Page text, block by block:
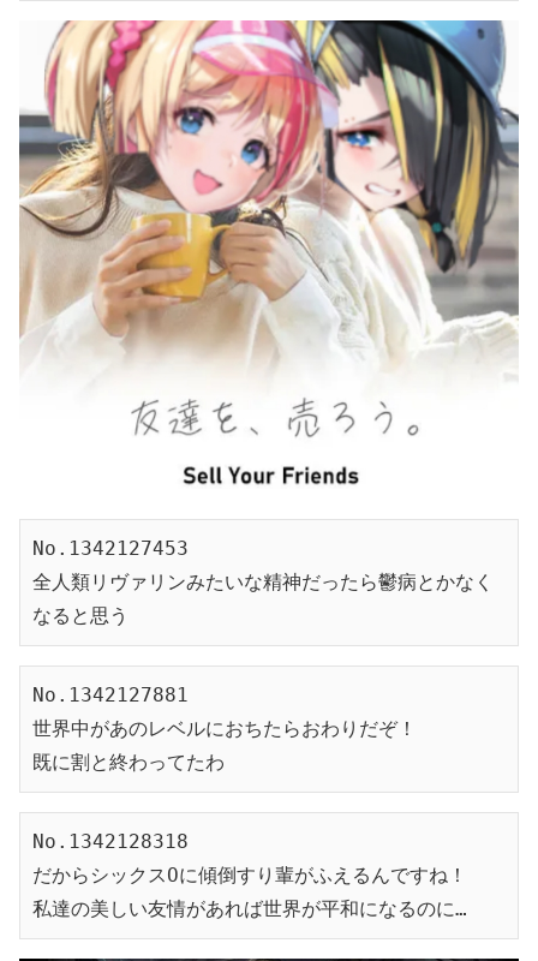
No.1342127453
全人類リヴァリンみたいな精神だったら鬱病とかなく
なると思う
No.1342127881
世界中があのレベルにおちたらおわりだぞ！
既に割と終わってたわ
No.1342128318
だからシックスOに傾倒すり輩がふえるんですね！
私達の美しい友情があれば世界が平和になるのに…